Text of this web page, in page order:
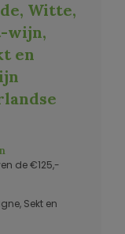
Witte,
wijn,
en
de €125,-
Sekt en